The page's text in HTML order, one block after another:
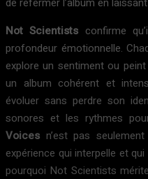
Not Scientists confirme
profondeur émotionnelle.
explore un sentiment ou
un album cohérent et
évoluer sans perdre son
sonores et les rythmes
Voices n’est pas
expérience qui interpelle et
pourquoi Not Scientists